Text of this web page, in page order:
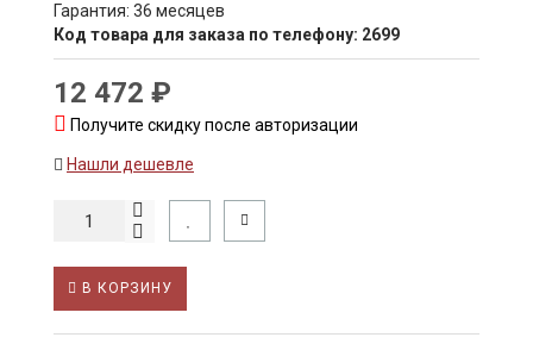
Гарантия: 36 месяцев
Код товара для заказа по телефону: 2699
12 472 ₽
Получите скидку после авторизации
Нашли дешевле
В КОРЗИНУ